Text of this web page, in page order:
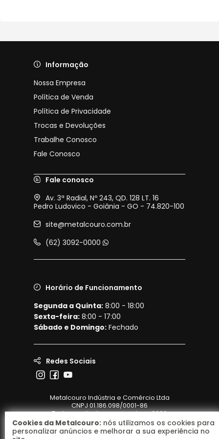
Cookies da Metalcouro: nós utilizamos os cookies para
personalizar anúncios e melhorar a sua experiência no
Informação
Nossa Empresa
Política de Venda
Política de Privacidade
Trocas e Devoluções
Trabalhe Conosco
Fale Conosco
Fale conosco
Av. 3ª Radial, Nº 243, QD. 128 LT. 16
Pedro Ludovico - Goiânia - GO - 74.820-100
site@metalcouro.com.br
(62) 3092-0000
Horário de Funcionamento
Segunda a Quinta: 8:00 - 18:00
Sexta-feira: 8:00 - 17:00
Sábado e Domingo: Fechado
Redes Sociais
Metalcouro Indústria e Comércio Ltda
CNPJ 01.186.098/0001-86
Todos os direitos reservados - 2026